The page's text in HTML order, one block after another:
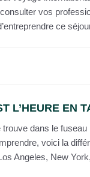
vos
ce
L’HEURE EN
trouve dans le
voici la
Angeles, New